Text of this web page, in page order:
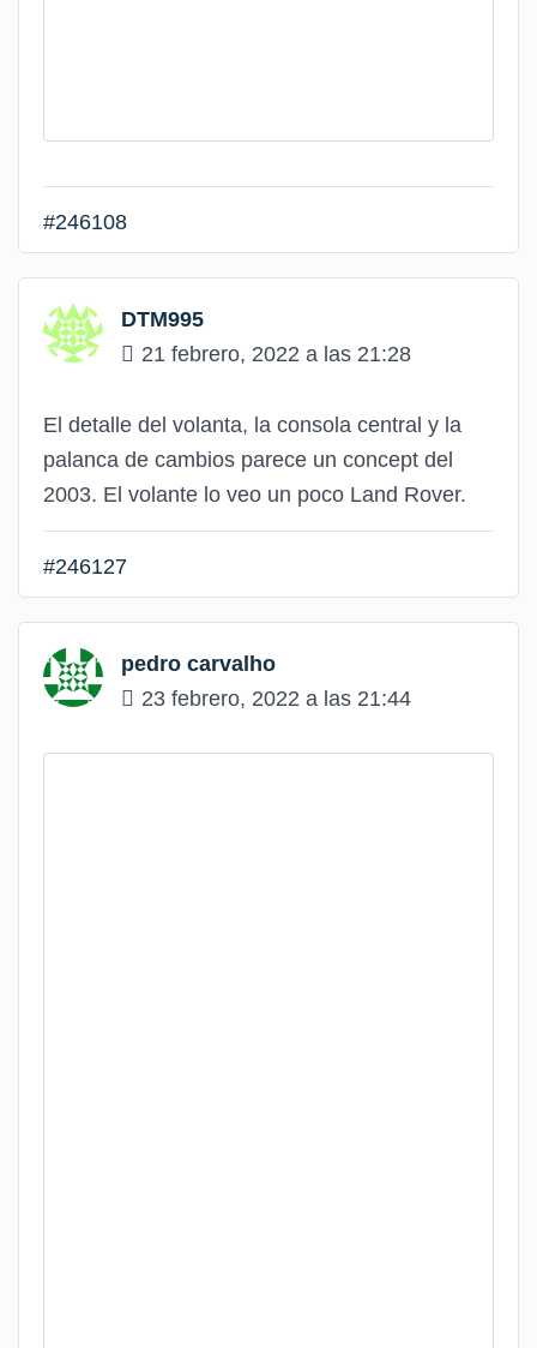
#246108
DTM995
21 febrero, 2022 a las 21:28
El detalle del volanta, la consola central y la
palanca de cambios parece un concept del
2003. El volante lo veo un poco Land Rover.
#246127
pedro carvalho
23 febrero, 2022 a las 21:44